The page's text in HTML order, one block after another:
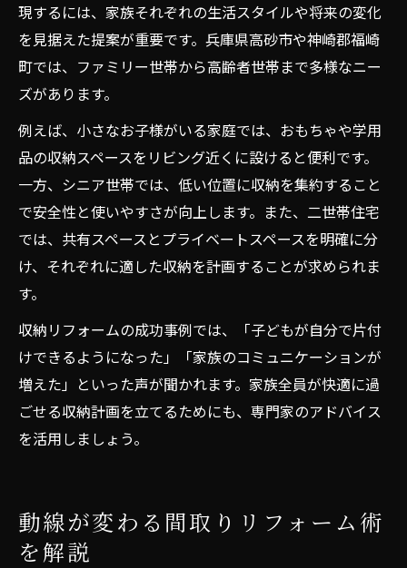
現するには、家族それぞれの生活スタイルや将来の変化
を見据えた提案が重要です。兵庫県高砂市や神崎郡福崎
町では、ファミリー世帯から高齢者世帯まで多様なニー
ズがあります。
例えば、小さなお子様がいる家庭では、おもちゃや学用
品の収納スペースをリビング近くに設けると便利です。
一方、シニア世帯では、低い位置に収納を集約すること
で安全性と使いやすさが向上します。また、二世帯住宅
では、共有スペースとプライベートスペースを明確に分
け、それぞれに適した収納を計画することが求められま
す。
収納リフォームの成功事例では、「子どもが自分で片付
けできるようになった」「家族のコミュニケーションが
増えた」といった声が聞かれます。家族全員が快適に過
ごせる収納計画を立てるためにも、専門家のアドバイス
を活用しましょう。
動線が変わる間取りリフォーム術
を解説